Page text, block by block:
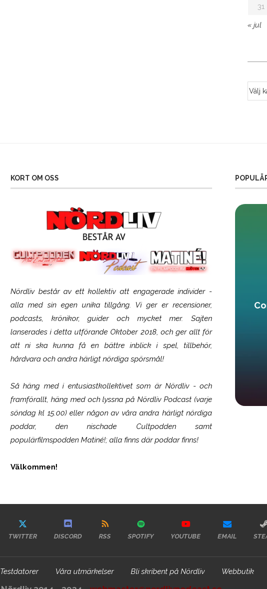
31
« jul
KORT OM OSS
Nördliv består av ett kollektiv att engagerade individer -
alla med sin egen unika tillgång. Vi ger er recensioner,
podcasts, krönikor, guider och mycket mer. Sajten
lanserades i detta utförande Oktober 2018, och ger allt för
att ni ska kunna få en bättre inblick i spel, tillbehör,
hårdvara och andra härligt nördiga spörsmål!
Så häng med i entusiastkollektivet som ärNördliv- och
framförallt, häng med och lyssna på Nördliv Podcast (varje
söndag kl 15.00) eller någon av våra andra härligt nördiga
poddar, den nischade Cultpodden samt
populärfilmspodden Matiné!; alla finns där poddar finns!
Välkommen!
SCUF Gaming Omega
TWITTER DISCORD RSS SPOTIFY YOUTUBE EMAIL
Testdatorer Våra utmärkelser Bli skribent på Nördliv Webbutik